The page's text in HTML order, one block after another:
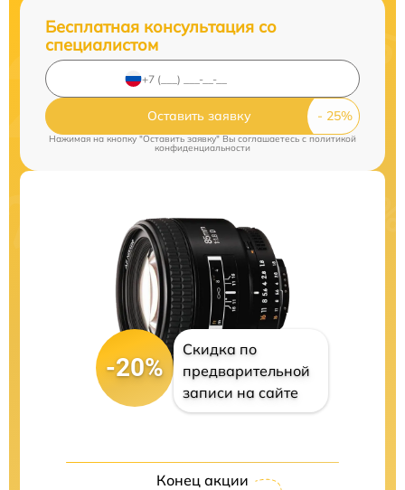
Бесплатная консультация со
специалистом
Оставить заявку
Нажимая на кнопку "Оставить заявку" Вы соглашаетесь cполитикой
конфиденциальности
-20%
Скидка по
предварительной
записи на сайте
Конец акции